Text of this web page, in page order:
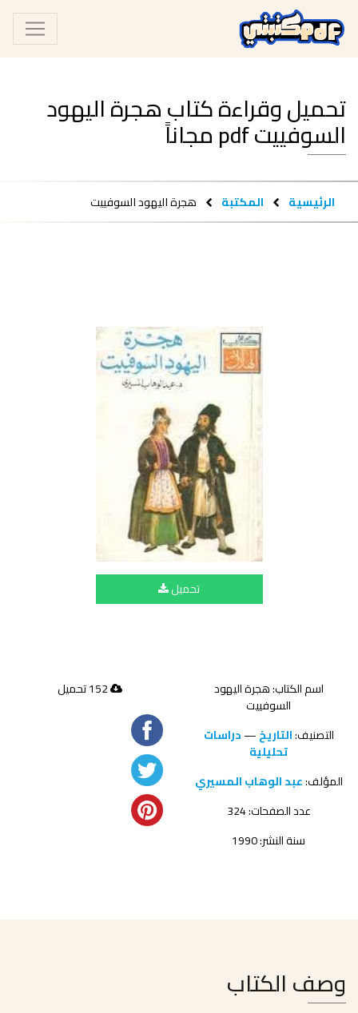
تحميل وقراءة كتاب هجرة اليهود
السوفييت pdf مجاناً
الرئيسية المكتبة هجرة اليهود السوفييت
تحميل
اسم الكتاب: هجرة اليهود
السوفييت
التصنيف:التاريخ—دراسات
تحليلية
المؤلف:عبد الوهاب المسيري
عدد الصفحات: 324
سنة النشر: 1990
152 تحميل
وصف الكتاب